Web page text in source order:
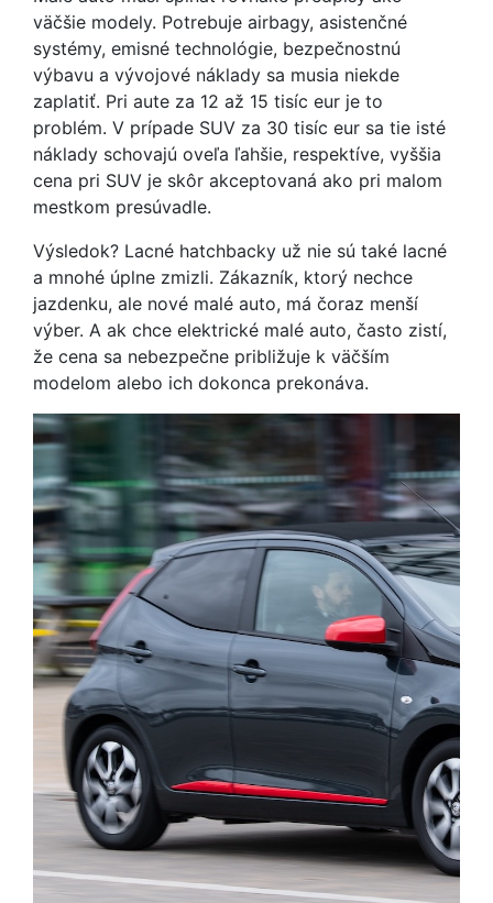
väčšie modely. Potrebuje airbagy, asistenčné
systémy, emisné technológie, bezpečnostnú
výbavu a vývojové náklady sa musia niekde
zaplatiť. Pri aute za 12 až 15 tisíc eur je to
problém. V prípade SUV za 30 tisíc eur sa tie isté
náklady schovajú oveľa ľahšie, respektíve, vyššia
cena pri SUV je skôr akceptovaná ako pri malom
mestkom presúvadle.
Výsledok? Lacné hatchbacky už nie sú také lacné
a mnohé úplne zmizli. Zákazník, ktorý nechce
jazdenku, ale nové malé auto, má čoraz menší
výber. A ak chce elektrické malé auto, často zistí,
že cena sa nebezpečne približuje k väčším
modelom alebo ich dokonca prekonáva.